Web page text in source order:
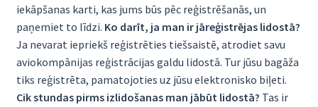
iekāpšanas karti, kas jums būs pēc reģistrēšanās, un
paņemiet to līdzi. Ko darīt, ja man ir jāreģistrējas lidostā?
Ja nevarat iepriekš reģistrēties tiešsaistē, atrodiet savu
aviokompānijas reģistrācijas galdu lidostā. Tur jūsu bagāža
tiks reģistrēta, pamatojoties uz jūsu elektronisko biļeti.
Cik stundas pirms izlidošanas man jābūt lidostā? Tas ir